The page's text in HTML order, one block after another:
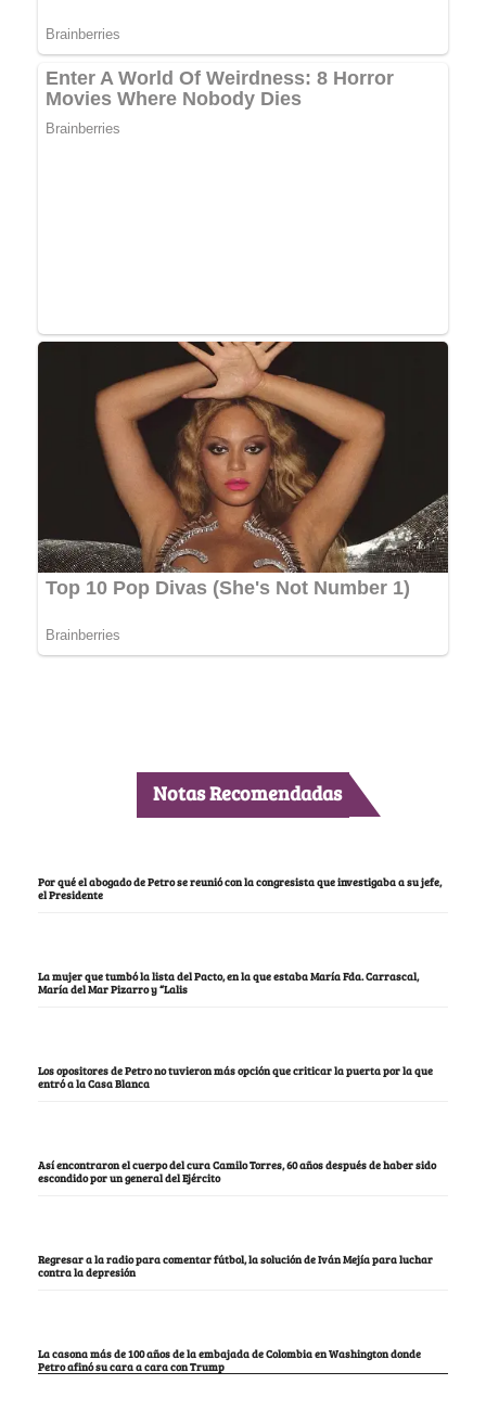
Notas Recomendadas
Por qué el abogado de Petro se reunió con la congresista que investigaba a su jefe,
el Presidente
La mujer que tumbó la lista del Pacto, en la que estaba María Fda. Carrascal,
María del Mar Pizarro y “Lalis
Los opositores de Petro no tuvieron más opción que criticar la puerta por la que
entró a la Casa Blanca
Así encontraron el cuerpo del cura Camilo Torres, 60 años después de haber sido
escondido por un general del Ejército
Regresar a la radio para comentar fútbol, la solución de Iván Mejía para luchar
contra la depresión
La casona más de 100 años de la embajada de Colombia en Washington donde
Petro afinó su cara a cara con Trump